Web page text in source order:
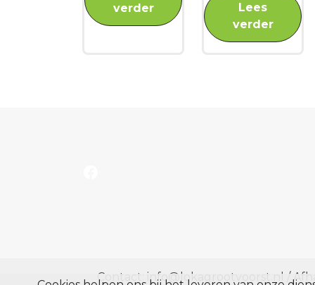
verder
Lees
verder
Contact: info@lokagrootvoorst.nl /